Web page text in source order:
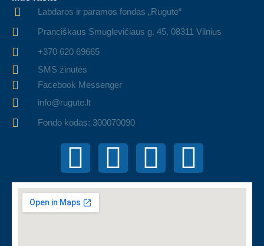
Labdaros ir paramos fondas „Rugutė“
Pranciškaus Smuglevičiaus g. 45, 08311 Vilnius
+370 620 69665
SMS žinutės
Facebook Messenger
info@rugute.lt
Fondo kodas: 300070090